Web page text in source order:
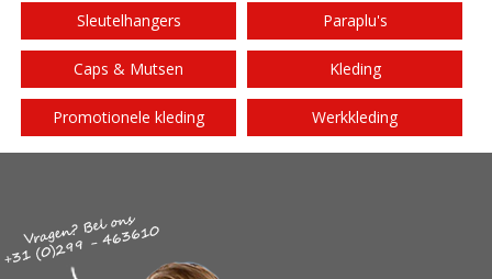
Sleutelhangers Paraplu's
Caps & Mutsen Kleding
Promotionele kleding Werkkleding